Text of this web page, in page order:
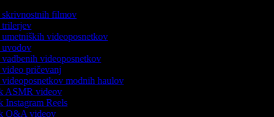
skrivnostnih filmov
trilerjev
umetniških videoposnetkov
uvodov
vadbenih videoposnetkov
video pričevanj
videoposnetkov modnih haulov
ASMR videov
Instagram Reels
Q&A videov